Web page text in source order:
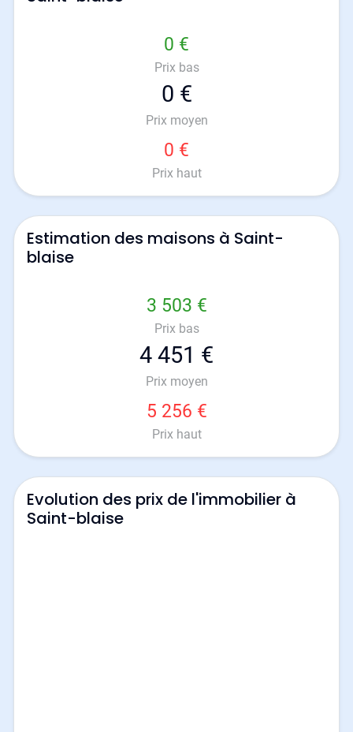
0 €
Prix bas
0 €
Prix moyen
0 €
Prix haut
Estimation des maisons à Saint-
blaise
3 503 €
Prix bas
4 451 €
Prix moyen
5 256 €
Prix haut
Evolution des prix de l'immobilier à
Saint-blaise